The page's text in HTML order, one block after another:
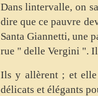
Dans lintervalle, on
dire que ce pauvre
Santa Giannetti, une
rue " delle Vergini ". Il
Ils y allèrent ; et elle
délicats et élégants